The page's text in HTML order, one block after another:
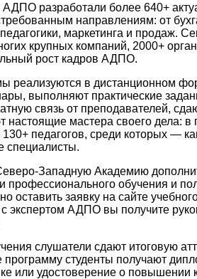
разработали более 640+
направлениям: от
маркетинга и продаж.
крупных компаний, 2000+
рост кадров АДПО.
реализуются в дистанционном
выполняют практические
связь от преподавателей,
настоящие мастера своего дела: в
педагогов, среди которых —
специалисты.
Западную Академию
профессионального обучения и
оставить заявку на сайте
с экспертом АДПО вы получите
слушатели сдают итоговую
студенты получают
или удостоверение о повышении